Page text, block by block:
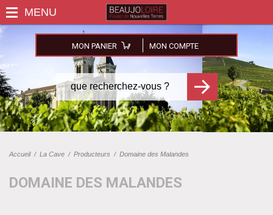
MON PANIER MON COMPTE
Accueil/ La Cave / Producteurs / Domaine des Malandes
DOMAINE DES MALANDES